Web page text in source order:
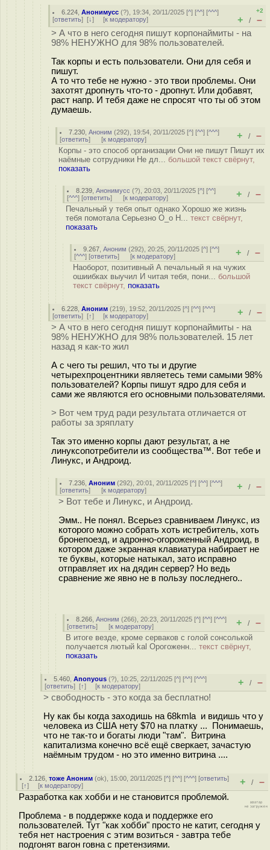
6.224 ,Анонимусс (?), 19:34, 20/11/2025 [^] [^^] [^^^]
[ответить] [↓] [к модератору]
+2
+ / –
> А что в него сегодня пишут корпонаймиты - на
98% НЕНУЖНО для 98% пользователей.
Так корпы и есть пользователи. Они для себя и
пишут.
А то что тебе не нужно - это твои проблемы. Они
захотят дропнуть что-то - дропнут. Или добавят,
раст напр. И тебя даже не спросят что ты об этом
думаешь.
7.230 ,Аноним (292), 19:54, 20/11/2025 [^] [^^] [^^^]
[ответить] [к модератору] + / –
Корпы - это способ организации Они не пишут Пишут их
наёмные сотрудники Не дл... большой текст свёрнут,
показать
8.239 ,Анонимусс (?), 20:03, 20/11/2025 [^] [^^]
[^^^] [ответить] [к модератору] + / –
Печальный у тебя опыт однако Хорошо же жизнь
тебя помотала Серьезно О_о Н... текст свёрнут,
показать
9.267 ,Аноним (292), 20:25, 20/11/2025 [^] [^^]
[^^^] [ответить] [к модератору] + / –
Наоборот, позитивный А печальный я на чужих
ошиибках выучил И читая тебя, пони... большой
текст свёрнут, показать
6.228 ,Аноним (219), 19:52, 20/11/2025 [^] [^^] [^^^]
[ответить] [↑] [к модератору] + / –
> А что в него сегодня пишут корпонаймиты - на
98% НЕНУЖНО для 98% пользователей. 15 лет
назад я как-то жил
А с чего ты решил, что ты и другие
четырехпроцентники являетесь теми самыми 98%
пользователей? Корпы пишут ядро для себя и
сами же являются его основными пользователями.
> Вот чем труд ради результата отличается от
работы за зряплату
Так это именно корпы дают результат, а не
линуксопотребители из сообщества™. Вот тебе и
Линукс, и Андроид.
7.236 ,Аноним (292), 20:01, 20/11/2025 [^] [^^] [^^^]
[ответить] [к модератору] + / –
> Вот тебе и Линукс, и Андроид.
Эмм.. Не понял. Всерьез сравниваем Линукс, из
которого можно собрать хоть истребитель, хоть
бронепоезд, и адронно-огороженный Андроид, в
котором даже экранная клавиатура набирает не
те буквы, которые натыкал, зато исправно
отправляет их на дядин сервер? Но ведь
сравнение же явно не в пользу последнего..
8.266 ,Аноним (266), 20:23, 20/11/2025 [^] [^^] [^^^]
[ответить] [к модератору] + / –
В итоге везде, кроме серваков с голой сонсолькой
получается лютый kal Орогоженн... текст свёрнут,
показать
5.460 ,Anonyous (?), 10:25, 22/11/2025 [^] [^^] [^^^]
[ответить] [↑] [к модератору] + / –
> свободность - это когда за бесплатно!
Ну как бы когда заходишь на 68kmla и видишь что у
человека из США нету $70 на платку ... Понимаешь,
что не так-то и богаты люди "там". Витрина
капитализма конечно всё ещё сверкает, зачастую
наёмным трудом - но это именно витрина ....
2.126 ,тоже Аноним (ok), 15:00, 20/11/2025 [^] [^^] [^^^] [ответить]
[↑] [к модератору] + / –
Разработка как хобби и не становится проблемой.
Проблема - в поддержке кода и поддержке его
пользователей. Тут "как хобби" просто не катит, сегодня у
тебя нет настроения с этим возиться - завтра тебе
подгонят вагон говна с претензиями.